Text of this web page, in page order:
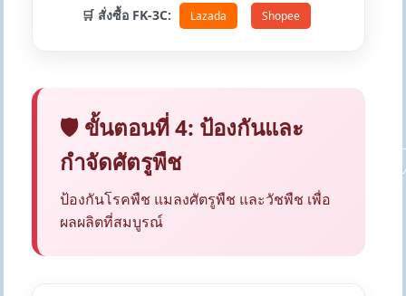
🛒 สั่งซื้อ FK-3C: Lazada Shopee
🛡️ ขั้นตอนที่ 4: ป้องกันและ
กำจัดศัตรูพืช
ป้องกันโรคพืช แมลงศัตรูพืช และวัชพืช เพื่อ
ผลผลิตที่สมบูรณ์